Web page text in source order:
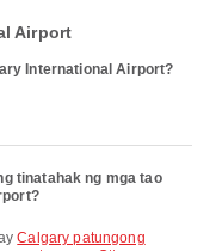
Airport
International Airport?
tinatahak ng mga tao
Calgary patungong